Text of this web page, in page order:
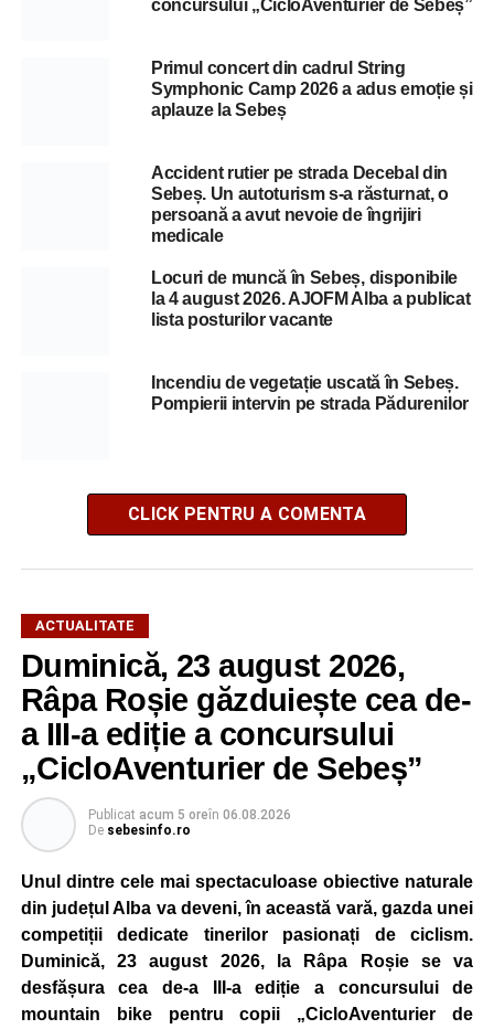
concursului „CicloAventurier de Sebeș”
Primul concert din cadrul String
Symphonic Camp 2026 a adus emoție și
aplauze la Sebeș
Accident rutier pe strada Decebal din
Sebeș. Un autoturism s-a răsturnat, o
persoană a avut nevoie de îngrijiri
medicale
Locuri de muncă în Sebeș, disponibile
la 4 august 2026. AJOFM Alba a publicat
lista posturilor vacante
Incendiu de vegetație uscată în Sebeș.
Pompierii intervin pe strada Pădurenilor
CLICK PENTRU A COMENTA
ACTUALITATE
Duminică, 23 august 2026,
Râpa Roșie găzduiește cea de-
a III-a ediție a concursului
„CicloAventurier de Sebeș”
Publicat acum 5 oreîn 06.08.2026
De sebesinfo.ro
Unul dintre cele mai spectaculoase obiective naturale
din județul Alba va deveni, în această vară, gazda unei
competiții dedicate tinerilor pasionați de ciclism.
Duminică, 23 august 2026, la Râpa Roșie se va
desfășura cea de-a III-a ediție a concursului de
mountain bike pentru copii „CicloAventurier de